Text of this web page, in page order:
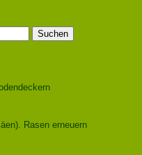
Rasen erneuern